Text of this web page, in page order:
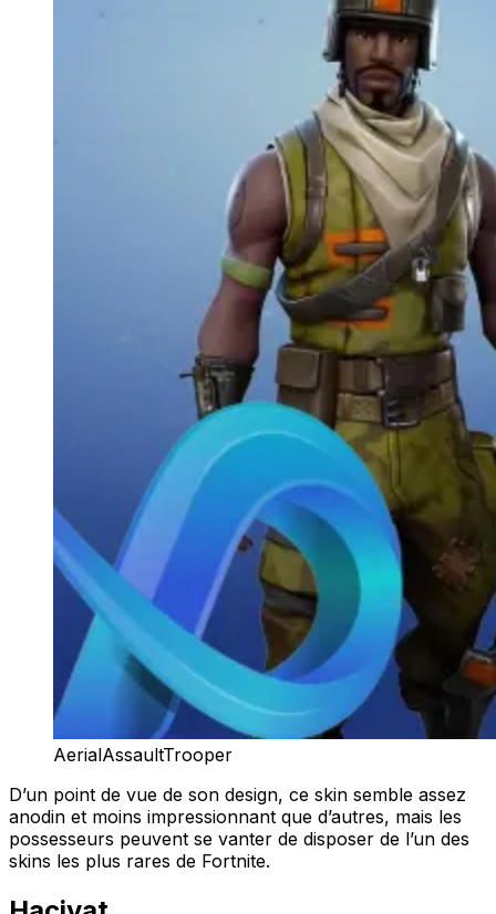
AerialAssaultTrooper
D’un point de vue de son design, ce skin semble assez
anodin et moins impressionnant que d’autres, mais les
possesseurs peuvent se vanter de disposer de l’un des
skins les plus rares de Fortnite.